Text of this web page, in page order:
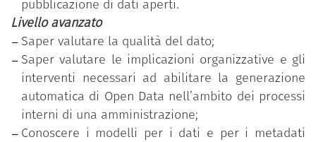
superato con successo il test di verifica delle
competenze acquisite, relativo al livello di
padronanza più elevato (avanzato).
pubblicazione di dati aperti.
Livello avanzato
Saper valutare la qualità del dato;
Saper valutare le implicazioni organizzative e gli
interventi necessari ad abilitare la generazione
automatica di Open Data nell’ambito dei processi
interni di una amministrazione;
Conoscere i modelli per i dati e per i metadati